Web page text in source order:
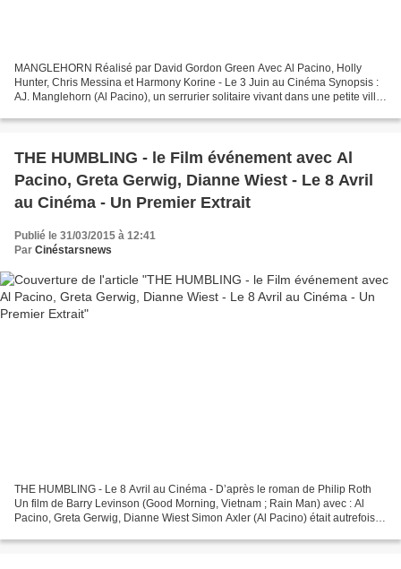
MANGLEHORN Réalisé par David Gordon Green Avec Al Pacino, Holly
Hunter, Chris Messina et Harmony Korine - Le 3 Juin au Cinéma Synopsis :
AJ. Manglehorn (Al Pacino), un serrurier solitaire vivant dans une petite ville,
THE HUMBLING - le Film événement avec Al
Pacino, Greta Gerwig, Dianne Wiest - Le 8 Avril
au Cinéma - Un Premier Extrait
Publié le 31/03/2015 à 12:41
Par Cinéstarsnews
THE HUMBLING - Le 8 Avril au Cinéma - D’après le roman de Philip Roth
Un film de Barry Levinson (Good Morning, Vietnam ; Rain Man) avec : Al
Pacino, Greta Gerwig, Dianne Wiest Simon Axler (Al Pacino) était autrefois